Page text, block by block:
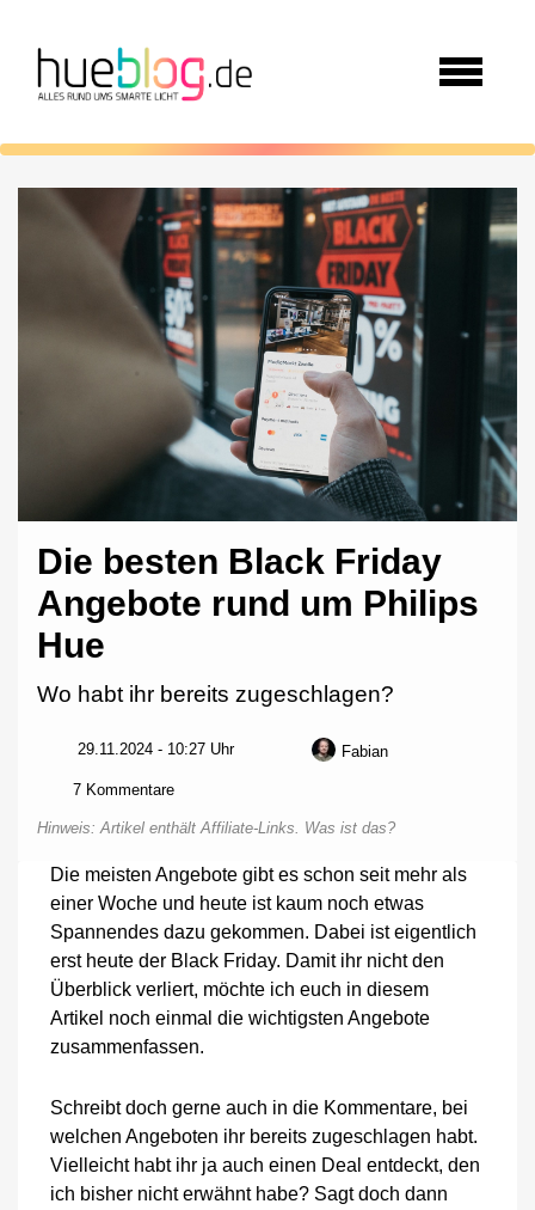
Die besten Black Friday
Angebote rund um Philips
Hue
Wo habt ihr bereits zugeschlagen?
29.11.2024 - 10:27 Uhr Fabian
7 Kommentarezu
besten
Friday
Angebote
rund
Philips
Hue
Hinweis: Artikel enthält Affiliate-Links. Was ist das?
Die meisten Angebote gibt es schon seit mehr als
einer Woche und heute ist kaum noch etwas
Spannendes dazu gekommen. Dabei ist eigentlich
erst heute der Black Friday. Damit ihr nicht den
Überblick verliert, möchte ich euch in diesem
Artikel noch einmal die wichtigsten Angebote
zusammenfassen.
Schreibt doch gerne auch in die Kommentare, bei
welchen Angeboten ihr bereits zugeschlagen habt.
Vielleicht habt ihr ja auch einen Deal entdeckt, den
ich bisher nicht erwähnt habe? Sagt doch dann